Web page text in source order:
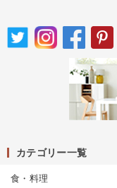
カテゴリー一覧
食・料理